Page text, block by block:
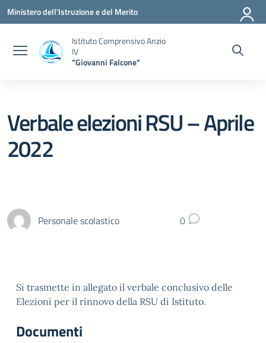
Vai ai contenuti
Vai al menu di navigazione
Vai al footer
Ministero dell'Istruzione e del Merito
Istituto Comprensivo Anzio
IV
"Giovanni Falcone"
Verbale elezioni RSU – Aprile
2022
Personale scolastico 0
Si trasmette in allegato il verbale conclusivo delle
Elezioni per il rinnovo della RSU di Istituto.
Documenti